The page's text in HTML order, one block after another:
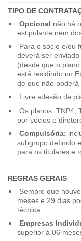
TIPO DE
Opcional não há
estipulante nem
Para o sócio e/ou
deverá ser
(desde que o
está residindo no
de que não
Livre adesão de
Os planos: TNP4,
por sócios e
Compulsória:
subgrupo definido
para os titulares e
REGRAS GERAIS
Sempre que
meses e 29 dias
técnica.
Empresas
superior à 06